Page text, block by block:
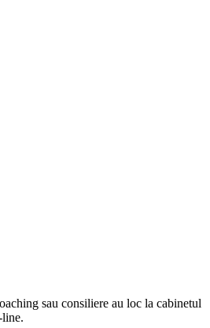
sau consiliere au loc la cabinetul
line.